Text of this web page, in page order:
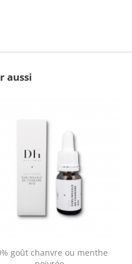
aussi
goût chanvre ou menthe